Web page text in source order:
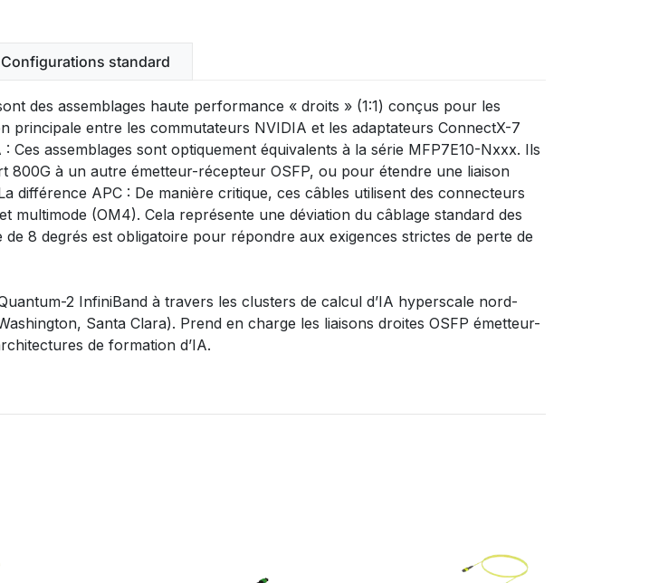
Configurations standard
des assemblages haute performance « droits » (1:1) conçus pour les
principale entre les commutateurs NVIDIA et les adaptateurs ConnectX-7
assemblages sont optiquement équivalents à la série MFP7E10-Nxxx. Ils
à un autre émetteur-récepteur OSFP, ou pour étendre une liaison
différence APC : De manière critique, ces câbles utilisent des connecteurs
(OM4). Cela représente une déviation du câblage standard des
8 degrés est obligatoire pour répondre aux exigences strictes de perte de
2 InfiniBand à travers les clusters de calcul d’IA hyperscale nord-
Santa Clara). Prend en charge les liaisons droites OSFP émetteur-
de formation d’IA.